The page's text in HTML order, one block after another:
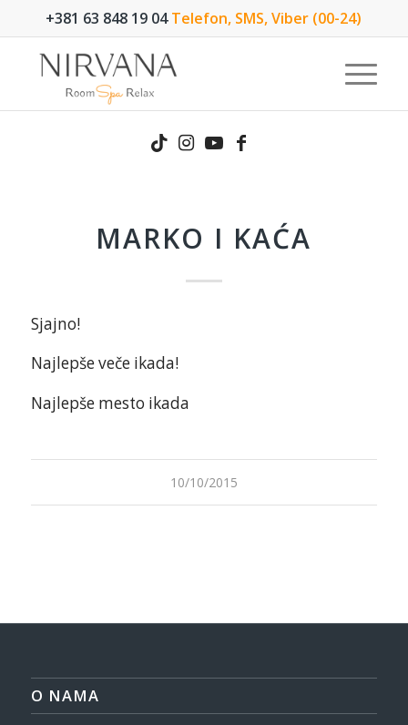
+381 63 848 19 04Telefon, SMS, Viber (00-24)
MARKO I KAĆA
Sjajno!
Najlepše veče ikada!
Najlepše mesto ikada
10/10/2015
O NAMA